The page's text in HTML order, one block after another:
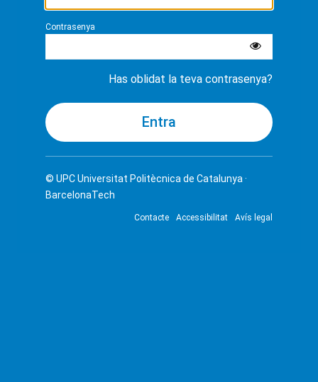
Contrasenya
Has oblidat la teva contrasenya?
© UPCUniversitat Politècnica de Catalunya ·
BarcelonaTech
Contacte Accessibilitat Avís legal